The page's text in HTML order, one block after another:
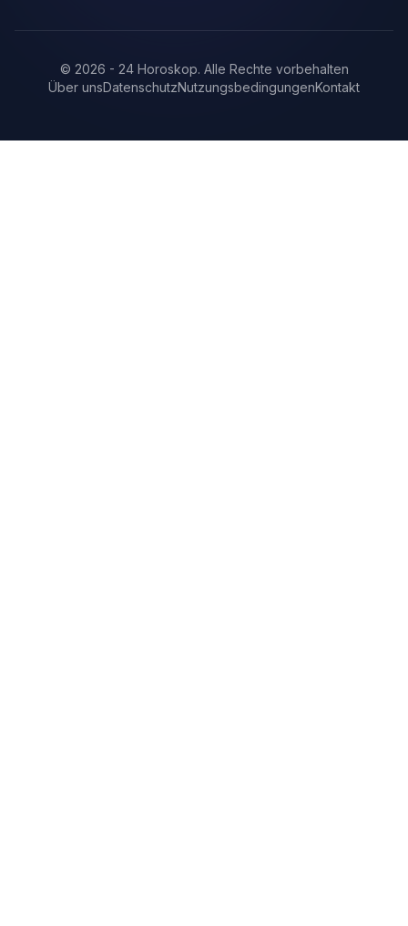
© 2026 - 24 Horoskop. Alle Rechte vorbehalten
Über unsDatenschutzNutzungsbedingungenKontakt